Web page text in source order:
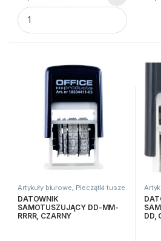
CHWYTAK MAGNETYCZNY
Artykuły biurowe Pieczątki tusze
datowniki
DATOWNIK
SAMOTUSZUJĄCY DD-MM-
RRRR, CZARNY
DD,